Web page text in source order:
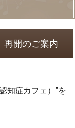
再開のご案内
知症カフェ）”を